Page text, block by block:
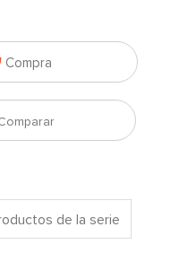
Compra
de la serie